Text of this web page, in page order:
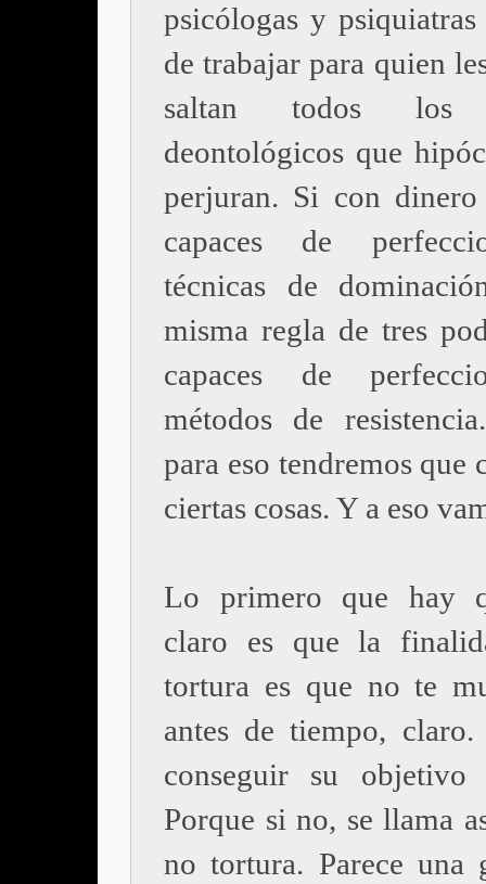
psicólogas y
de trabajar para quien
saltan todos los
deontológicos que
perjuran. Si con
capaces de
técnicas de
misma regla de tres
capaces de
métodos de
para eso tendremos que
ciertas cosas. Y a eso
Lo primero que hay
claro es que la
tortura es que no te
antes de tiempo, claro.
conseguir su objetivo
Porque si no, se llama
no tortura. Parece una